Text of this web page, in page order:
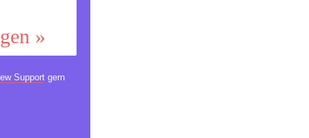
»
Supportgern